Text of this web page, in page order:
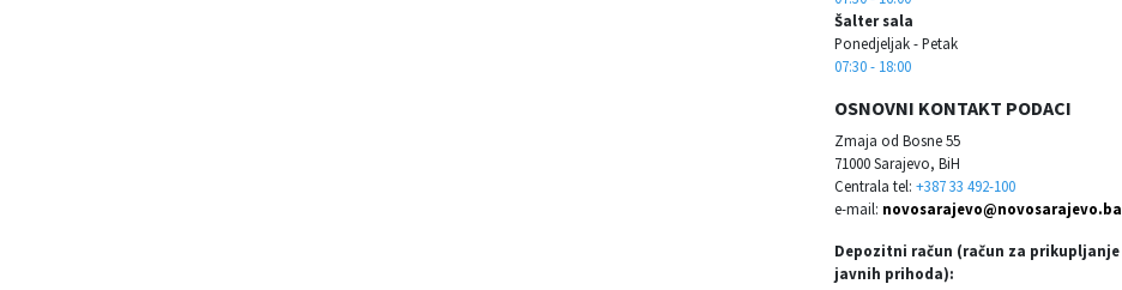
Šalter sala
Ponedjeljak - Petak
07:30 - 18:00
OSNOVNI KONTAKT PODACI
Zmaja od Bosne 55
71000 Sarajevo, BiH
Centrala tel: +387 33 492-100
e-mail: novosarajevo@novosarajevo.ba
Depozitni račun (račun za prikupljanje
javnih prihoda):